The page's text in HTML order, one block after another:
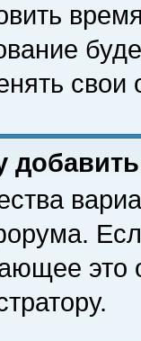
свои
это